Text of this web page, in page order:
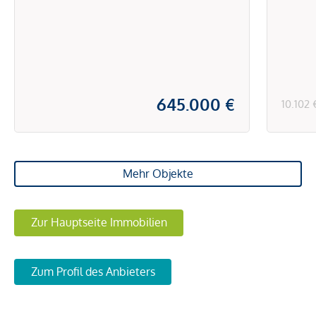
645.000 € 10.102
Mehr Objekte
Zur Hauptseite Immobilien
Zum Profil des Anbieters